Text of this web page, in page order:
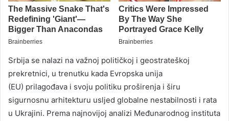
Srbija se nalazi na važnoj političkoj i geostrateškoj
prekretnici, u trenutku kada Evropska unija
(EU) prilagođava i svoju politiku proširenja i širu
sigurnosnu arhitekturu usljed globalne nestabilnosti i rata
u Ukrajini. Prema najnovijoj analizi Međunarodnog instituta